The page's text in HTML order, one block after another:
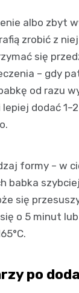
albo zbyt
zrobić z
się
– gdy
od razu
dodać
formy – w
babka szybciej
się
o 5 minut
po